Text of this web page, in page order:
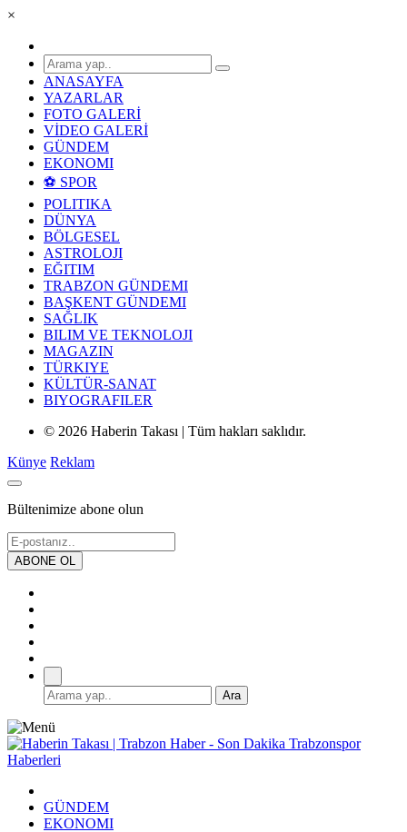
×
ANASAYFA
YAZARLAR
FOTO GALERİ
VİDEO GALERİ
GÜNDEM
EKONOMI
⚽ SPOR
POLITIKA
DÜNYA
BÖLGESEL
ASTROLOJI
EĞITIM
TRABZON GÜNDEMI
BAŞKENT GÜNDEMI
SAĞLIK
BILIM VE TEKNOLOJI
MAGAZIN
TÜRKIYE
KÜLTÜR-SANAT
BIYOGRAFILER
© 2026 Haberin Takası | Tüm hakları saklıdır.
Künye Reklam
Bültenimize abone olun
GÜNDEM
EKONOMI